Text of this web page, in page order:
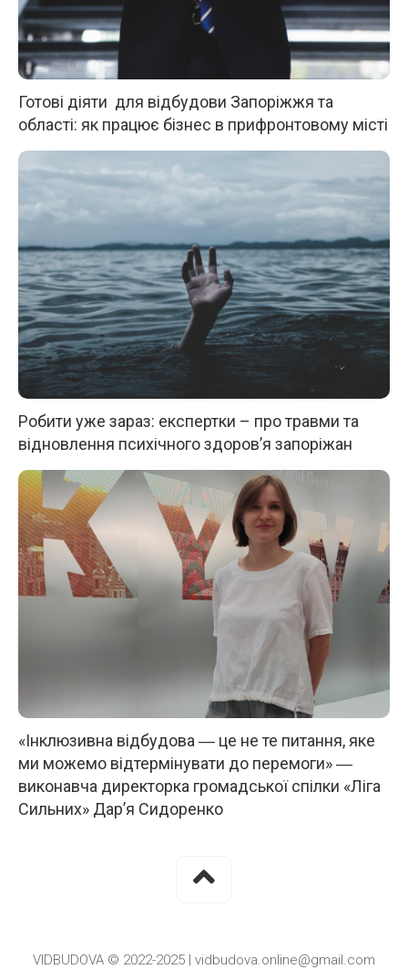
Готові діяти для відбудови Запоріжжя та
області: як працює бізнес в прифронтовому місті
Робити уже зараз: експертки – про травми та
відновлення психічного здоров’я запоріжан
«Інклюзивна відбудова ― це не те питання, яке
ми можемо відтермінувати до перемоги» ―
виконавча директорка громадської спілки «Ліга
Сильних» Дар’я Сидоренко
VIDBUDOVA © 2022-2025 | vidbudova.online@gmail.com